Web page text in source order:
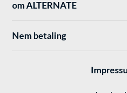
om ALTERNATE
Nem betaling